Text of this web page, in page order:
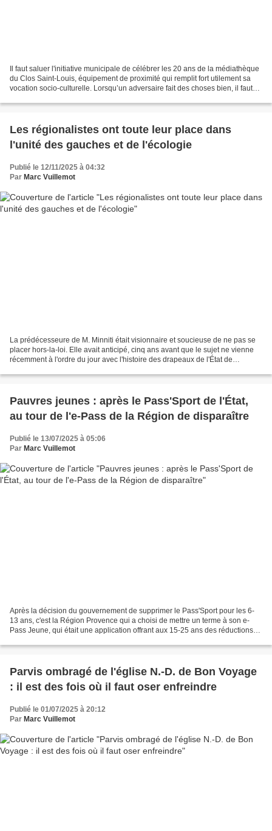
Il faut saluer l'initiative municipale de célébrer les 20 ans de la médiathèque
du Clos Saint-Louis, équipement de proximité qui remplit fort utilement sa
vocation socio-culturelle. Lorsqu’un adversaire fait des choses bien, il faut
Les régionalistes ont toute leur place dans
l'unité des gauches et de l'écologie
Publié le 12/11/2025 à 04:32
Par Marc Vuillemot
La prédécesseure de M. Minniti était visionnaire et soucieuse de ne pas se
placer hors-la-loi. Elle avait anticipé, cinq ans avant que le sujet ne vienne
récemment à l'ordre du jour avec l'histoire des drapeaux de l'État de
Pauvres jeunes : après le Pass'Sport de l'État,
au tour de l'e-Pass de la Région de disparaître
Publié le 13/07/2025 à 05:06
Par Marc Vuillemot
Après la décision du gouvernement de supprimer le Pass'Sport pour les 6-
13 ans, c'est la Région Provence qui a choisi de mettre un terme à son e-
Pass Jeune, qui était une application offrant aux 15-25 ans des réductions
Parvis ombragé de l'église N.-D. de Bon Voyage
: il est des fois où il faut oser enfreindre
Publié le 01/07/2025 à 20:12
Par Marc Vuillemot